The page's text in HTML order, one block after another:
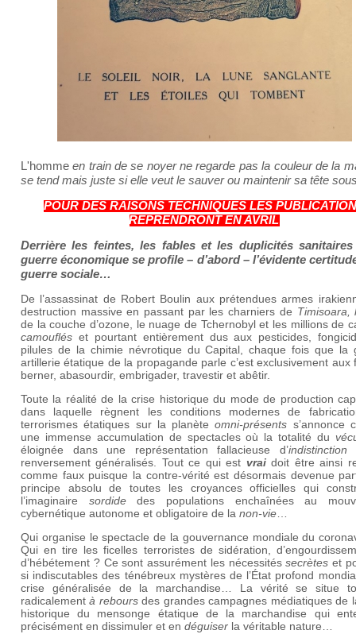
L'homme en train de se noyer ne regarde pas la couleur de la
se tend mais juste si elle veut le sauver ou maintenir sa tête
POUR DES RAISONS TECHNIQUES LES
REPRENDRONT EN AVRIL
Derrière les feintes, les fables et les duplicités
guerre économique se profile – d’abord – l’évidente
guerre sociale…
De l’assassinat de Robert Boulin aux prétendues armes
destruction massive en passant par les charniers de Timisoara,
de la couche d’ozone, le nuage de Tchernobyl et les millions de
camouflés et pourtant entièrement dus aux pesticides,
pilules de la chimie névrotique du Capital, chaque fois que la
artillerie étatique de la propagande parle c’est exclusivement aux
berner, abasourdir, embrigader, travestir et abêtir.
Toute la réalité de la crise historique du mode de production
dans laquelle règnent les conditions modernes de
terrorismes étatiques sur la planèteomni-présents s’annonce
une immense accumulation de spectacles où la totalité du
éloignée dans une représentation fallacieuse d’indistinction
renversement généralisés. Tout ce qui est vrai doit être ainsi
comme faux puisque la contre-vérité est désormais devenue
principe absolu de toutes les croyances officielles qui
l’imaginaire sordidedes populations enchaînées au
cybernétique autonome et obligatoire de la non-vie…
Qui organise le spectacle de la gouvernance mondiale du
Qui en tire les ficelles terroristes de sidération,
d’hébétement ? Ce sont assurément les nécessitéssecrètes et
si indiscutables des ténébreux mystères de l’État profond
crise généralisée de la marchandise… La vérité se situe
radicalementà reboursdes grandes campagnes médiatiques de
historique du mensonge étatique de la marchandise qui
précisément en dissimuler et en déguiser la véritable nature…